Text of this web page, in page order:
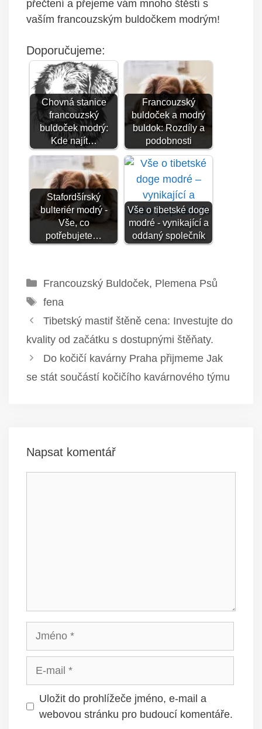
přečtení a přejeme vám mnoho štěstí s
vaším francouzským buldočkem modrým!
Doporučujeme:
Chovná stanice
francouzský
buldoček modrý:
Kde najít…
Francouzský
buldoček a modrý
buldok: Rozdíly a
podobnosti
Stafordšírský
bulteriér modrý -
Vše, co
potřebujete…
Vše o tibetské doge
modré - vynikající a
oddaný společník
Rubriky
Francouzský Buldoček, Plemena Psů
Štítky
fena
Tibetský mastif štěně cena: Investujte do
kvality od začátku s dostupnými štěňaty.
Do kočičí kavárny Praha přijmeme Jak
se stát součástí kočičího kavárnového týmu
Napsat komentář
Jméno
Uložit do prohlížeče jméno, e-mail a
webovou stránku pro budoucí komentáře.